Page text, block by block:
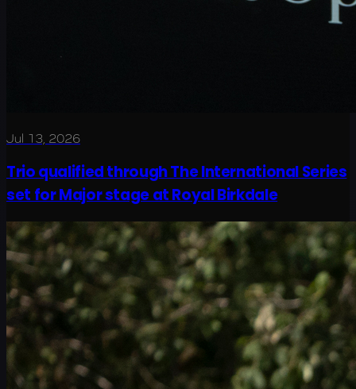
Jul 13, 2026
Trio qualified through The International Series
set for Major stage at Royal Birkdale